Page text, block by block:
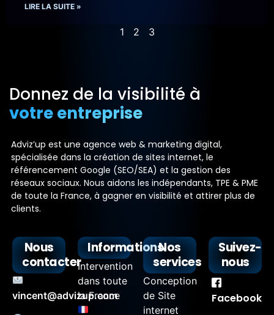
LIRE LA SUITE »
1 2 3
Donnez de la visibilité à
votre entreprise
Adviz’up est une agence web & marketing digital,
spécialisée dans la création de sites internet, le
référencement Google (SEO/SEA) et la gestion des
réseaux sociaux. Nous aidons les indépendants, TPE & PME
de toute la France, à gagner en visibilité et attirer plus de
clients.
Nous
contacter
vincent@advizup.com
Informations
Intervention
dans toute
la France
Nos
services
Conception
de Site
internet
Suivez-
nous
Facebook